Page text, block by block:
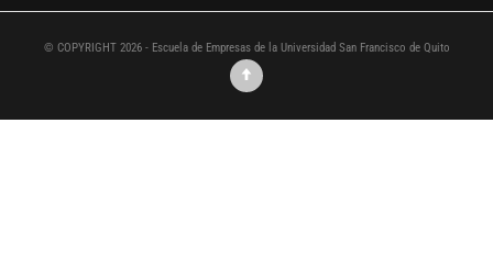
© COPYRIGHT 2026 - Escuela de Empresas de la Universidad San Francisco de Quito